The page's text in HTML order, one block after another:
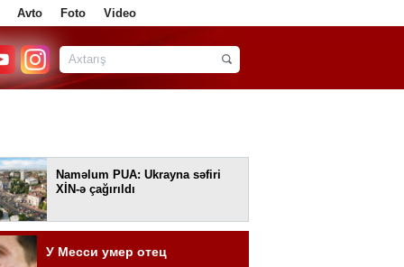
Avto Foto Video
Naməlum PUA: Ukrayna səfiri
XİN-ə çağırıldı